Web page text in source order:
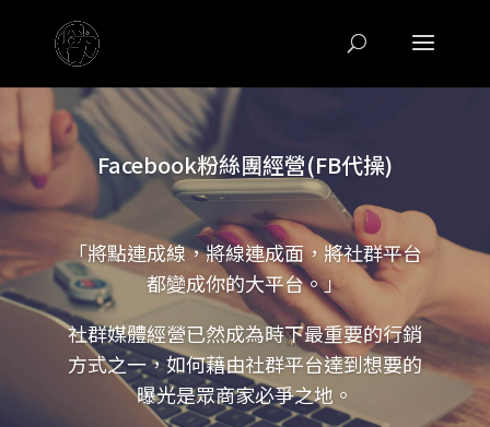
Facebook粉絲團經營(FB代操)
「將點連成線，將線連成面，將社群平台
都變成你的大平台。」
社群媒體經營已然成為時下最重要的行銷
方式之一，如何藉由社群平台達到想要的
曝光是眾商家必爭之地。